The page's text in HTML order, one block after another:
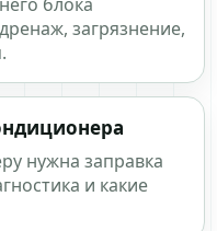
загрязнение,
нужна заправка
и какие